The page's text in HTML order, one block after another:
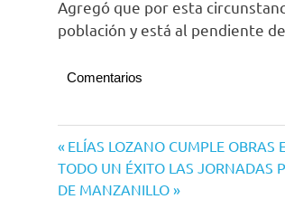
Agregó que por esta
población y está al pendiente
Comentarios
Navegación
de
Entrada
anterior:
ELÍAS LOZANO CUMPLE OBRAS
Siguiente
entrada:
TODO UN ÉXITO LAS JORNADAS
DE MANZANILLO